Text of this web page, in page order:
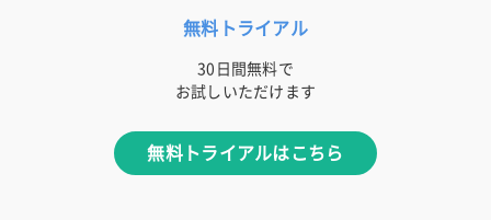
無料トライアル
30日間無料で
お試しいただけます
無料トライアルはこちら